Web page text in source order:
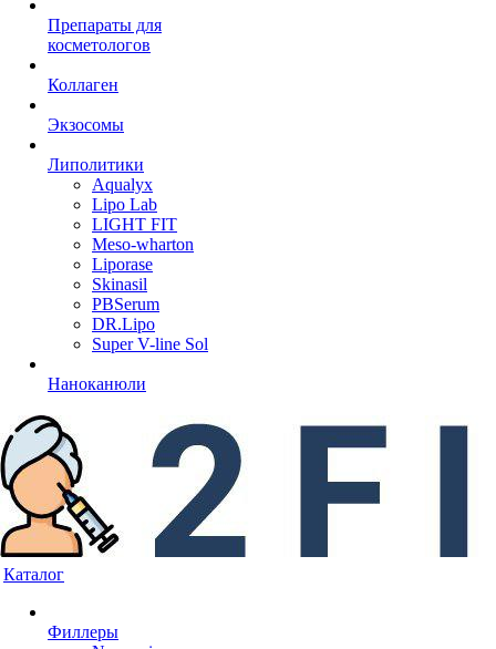
Препараты для
косметологов
Коллаген
Экзосомы
Липолитики
Aqualyx
Lipo Lab
LIGHT FIT
Meso-wharton
Liporase
Skinasil
PBSerum
DR.Lipo
Super V-line Sol
Наноканюли
Каталог
Филлеры